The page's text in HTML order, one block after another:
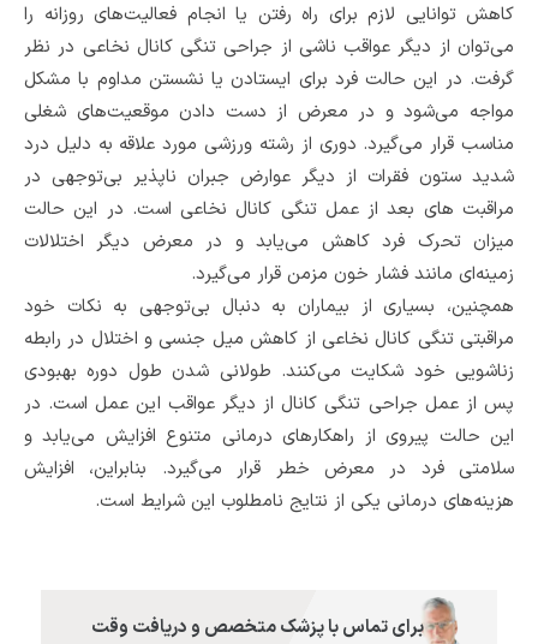
کاهش توانایی لازم برای راه رفتن یا انجام فعالیت‌های روزانه را
می‌توان از دیگر عواقب ناشی از جراحی تنگی کانال نخاعی در نظر
گرفت. در این حالت فرد برای ایستادن یا نشستن مداوم با مشکل
مواجه می‌شود و در معرض از دست دادن موقعیت‌های شغلی
مناسب قرار می‌گیرد. دوری از رشته ورزشی مورد علاقه به دلیل درد
شدید ستون فقرات از دیگر عوارض جبران ناپذیر بی‌توجهی در
مراقبت‌ های بعد از عمل تنگی کانال نخاعی است. در این حالت
میزان تحرک فرد کاهش می‌یابد و در معرض دیگر اختلالات
زمینه‌ای مانند فشار خون مزمن قرار می‌گیرد.
همچنین، بسیاری از بیماران به دنبال بی‌توجهی به نکات خود
مراقبتی تنگی کانال نخاعی از کاهش میل جنسی و اختلال در رابطه
زناشویی خود شکایت می‌کنند. طولانی شدن طول دوره بهبودی
پس از عمل جراحی تنگی کانال از دیگر عواقب این عمل است. در
این حالت پیروی از راهکارهای درمانی متنوع افزایش می‌یابد و
سلامتی فرد در معرض خطر قرار می‌گیرد. بنابراین، افزایش
هزینه‌های درمانی یکی از نتایج نامطلوب این شرایط است.
برای تماس با پزشک متخصص و دریافت وقت